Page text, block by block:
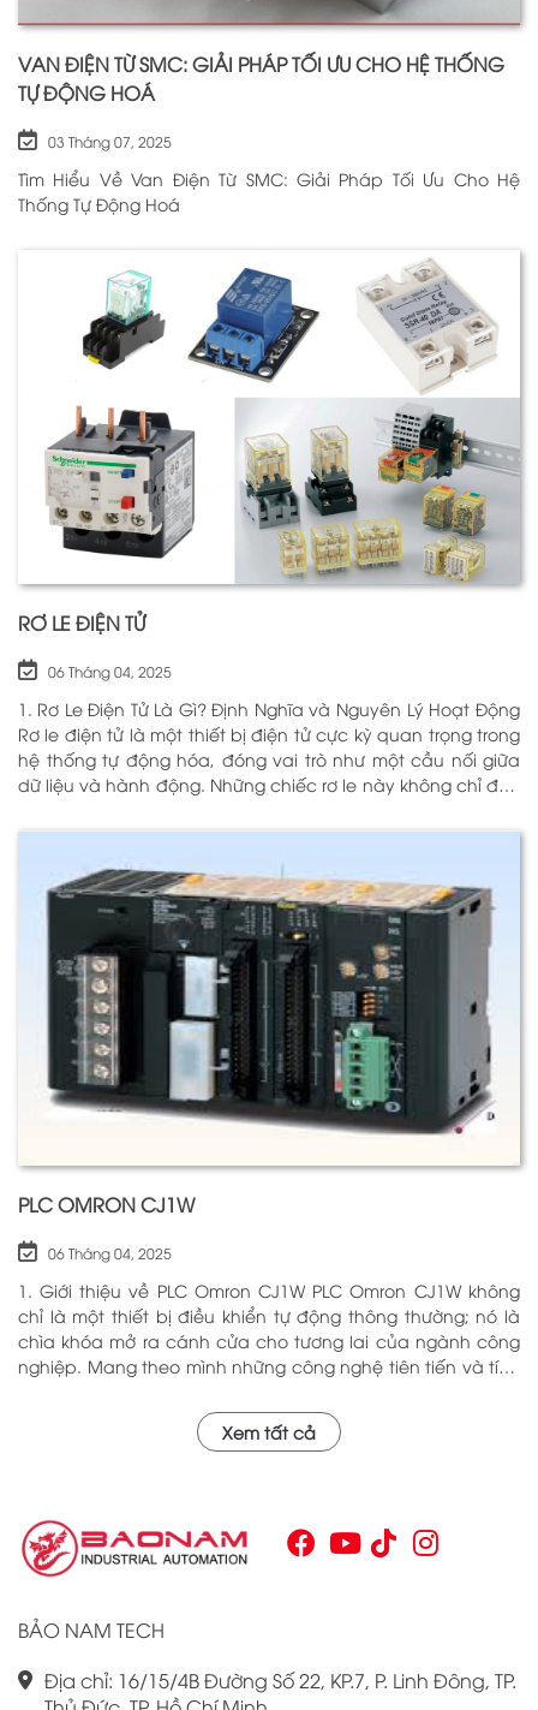
VAN ĐIỆN TỪ SMC: GIẢI PHÁP TỐI ƯU CHO HỆ THỐNG
TỰ ĐỘNG HOÁ
03 Tháng 07, 2025
Tìm Hiểu Về Van Điện Từ SMC: Giải Pháp Tối Ưu Cho Hệ
Thống Tự Động Hoá
RƠ LE ĐIỆN TỬ
06 Tháng 04, 2025
1. Rơ Le Điện Tử Là Gì? Định Nghĩa và Nguyên Lý Hoạt Động
Rơ le điện tử là một thiết bị điện tử cực kỳ quan trọng trong
hệ thống tự động hóa, đóng vai trò như một cầu nối giữa
dữ liệu và hành động. Những chiếc rơ le này không chỉ đơn
thông minh giúp điều khiển và giám sát hoạt động của các
thiết bị khác nhau trong môi trường công nghiệp cũng như
trong hộ gia đình. Bằng cách sử dụng công nghệ hiện đại,
rơ le điện tử có khả năng xử lý và phản hồi nhanh chóng,
nhằm nâng cao hiệu suất hoạt động và độ an toàn cho
các hệ thống mà nó kiểm soát. N
PLC OMRON CJ1W
06 Tháng 04, 2025
1. Giới thiệu về PLC Omron CJ1W PLC Omron CJ1W không
chỉ là một thiết bị điều khiển tự động thông thường; nó là
chìa khóa mở ra cánh cửa cho tương lai của ngành công
nghiệp. Mang theo mình những công nghệ tiên tiến và tính
mình qua nhiều năm phục vụ trong nhiều lĩnh vực khác
nhau. Với khả năng hoạt động ổn định và hiệu quả, sản
Chính vì vậy, việc nắm vững những thông tin cơ bản về PLC
Omron CJ1W là điều cần thiết cho bất kỳ ai muốn cải thiện
hiệu suất công việc của mình.
Xem tất cả
BẢO NAM TECH
Địa chỉ: 16/15/4B Đường Số 22, KP.7, P. Linh Đông, TP.